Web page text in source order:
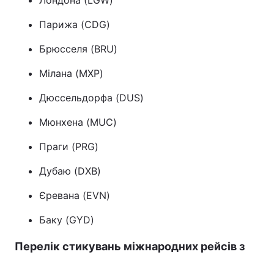
Парижа (CDG)
Брюсселя (BRU)
Мілана (MXP)
Дюссельдорфа (DUS)
Мюнхена (MUC)
Праги (PRG)
Дубаю (DXB)
Єревана (EVN)
Баку (GYD)
Перелік стикувань міжнародних рейсів з